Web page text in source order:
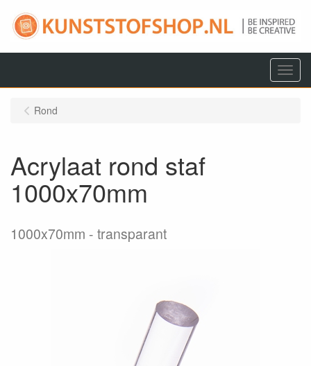
Menu
Rond
Acrylaat rond staf
1000x70mm
1000x70mm transparant